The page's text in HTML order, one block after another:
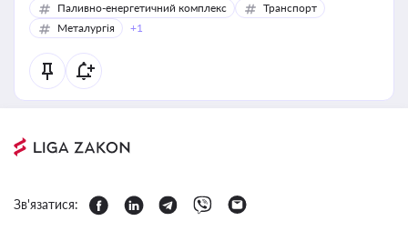
Паливно-енергетичний комплекс
Транспорт
Металургія
+1
Зв'язатися: